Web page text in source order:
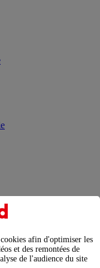
des appareils
électrique
: concentrer les
afin d'optimiser les
et des remontées de
de l'audience du site